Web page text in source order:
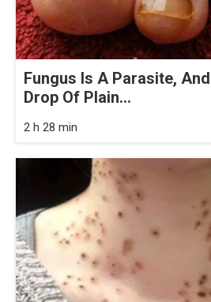
Fungus Is A Parasite,
Drop Of Plain...
2 h 28 min